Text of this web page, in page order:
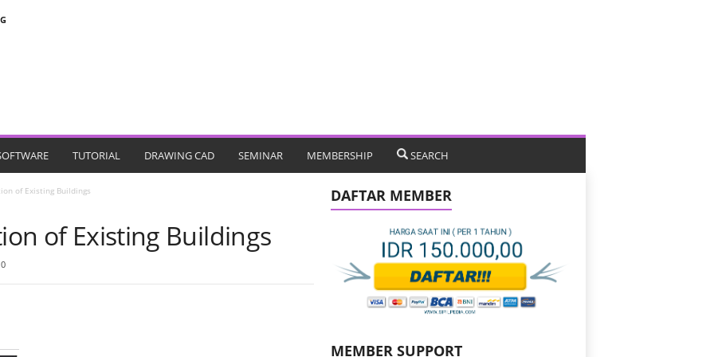
TUTORIAL DRAWING CAD SEMINAR MEMBERSHIP SEARCH
of Existing Buildings
of Existing Buildings
0
DAFTAR MEMBER
MEMBER SUPPORT